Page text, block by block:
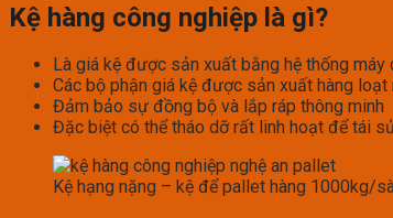
Kệ hàng công nghiệp là gì?
Là giá kệ được sản xuất bằng hệ thống
Các bộ phận giá kệ được sản xuất hàng
Đảm bảo sự đồng bộ và lắp ráp thông minh
Đặc biệt có thể tháo dỡ rất linh hoạt để tái
Kệ hạng nặng – kệ để pallet hàng 1000kg/